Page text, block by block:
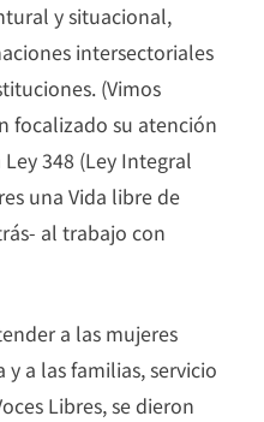
y situacional,
intersectoriales
(Vimos
focalizado su atención
348 (Ley Integral
una Vida libre de
al trabajo con
a las mujeres
a las familias, servicio
Libres, se dieron